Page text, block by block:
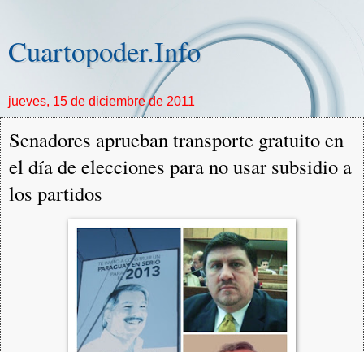
Cuartopoder.Info
jueves, 15 de diciembre de 2011
Senadores aprueban transporte gratuito en
el día de elecciones para no usar subsidio a
los partidos